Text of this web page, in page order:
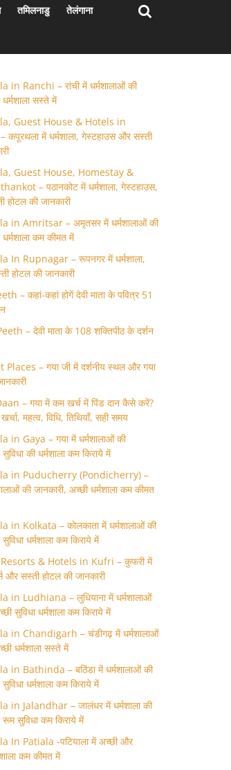
तमिलनाडु तेलंगाना
in Ranchi – रांची में धर्मशालाओं की
सस्ते में
Guest House & Hotels in
में धर्मशाला, गेस्टहाउस और सस्ती
Guest House, Homestay &
– पठानकोट में धर्मशाला, गेस्टहाउस,
होटल की जानकारी
in Amritsar – अमृतसर में धर्मशालाओं की
कम कीमत में
In Rupnagar – रूपनगर में धर्मशाला,
होटल की जानकारी
– कहां-कहां होगें देवी माता के पवित्र 51
– देवी माता के 108 शक्तिपीठ के दर्शन
– गया जी में दर्शनीय स्थल और गया
– गया में कम खर्च में पिंड दान कैसे करें?
महत्व, विधि, तिथियाँ, सही समय
in Gaya – गया में धर्मशालाओं की
की धर्मशाला कम किराये में
in Puducherry (Pondicherry) –
की जानकारी, अच्छी धर्मशाला कम कीमत
in Kolkata – कोलकाता में धर्मशालाओं की
धर्मशाला कम किराये में
& Hotels in Kufri – कुफरी में
और सस्ती होटल की जानकारी
in Ludhiana – लुधियाना में धर्मशालाओं
सुविधा धर्मशाला कम किराये में
in Chandigarh – चंडीगढ़ में धर्मशालाओं
धर्मशाला सस्ते में
in Bathinda – बठिंडा में धर्मशालाओं की
धर्मशाला कम किराये में
in Jalandhar – जालंधर में धर्मशाला की
रूम सुविधा कम किराये में
In Patiala -पटियाला में अच्छी और
कम कीमत में